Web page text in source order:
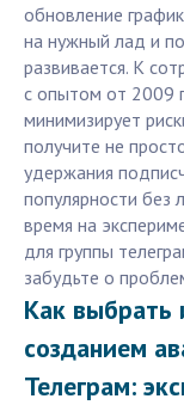
обновление
на нужный лад и
развивается. К
с опытом от 2009
минимизирует
получите не
удержания
популярности без
время на
для группы
забудьте о
Как выбрать
созданием
Телеграм: